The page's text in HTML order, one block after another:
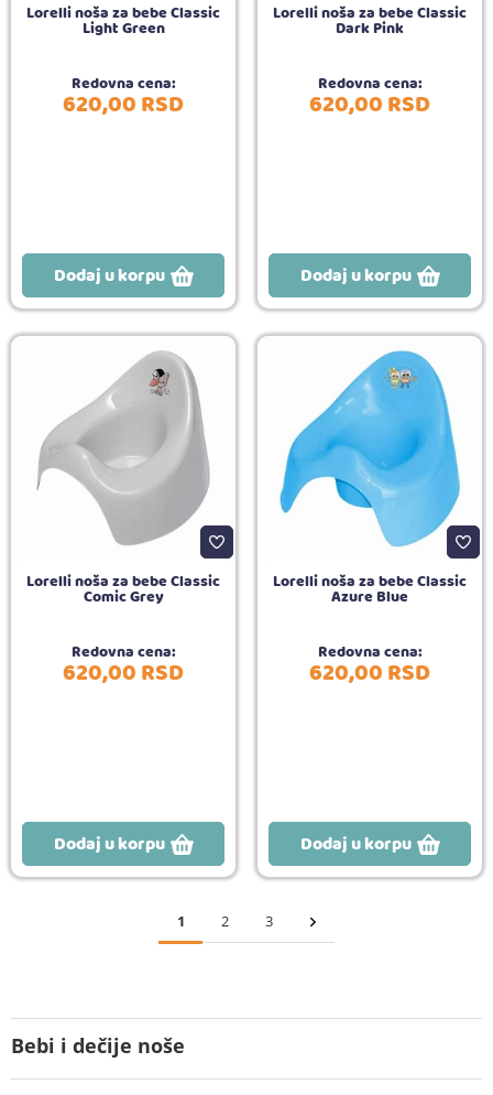
Lorelli noša za bebe Classic
Light Green
Redovna cena:
620,00RSD
Dodaj u korpu
Lorelli noša za bebe Classic
Dark Pink
Redovna cena:
620,00RSD
Dodaj u korpu
Lorelli noša za bebe Classic
Comic Grey
Redovna cena:
620,00RSD
Dodaj u korpu
Lorelli noša za bebe Classic
Azure Blue
Redovna cena:
620,00RSD
Dodaj u korpu
1 2 3
Bebi i dečije noše